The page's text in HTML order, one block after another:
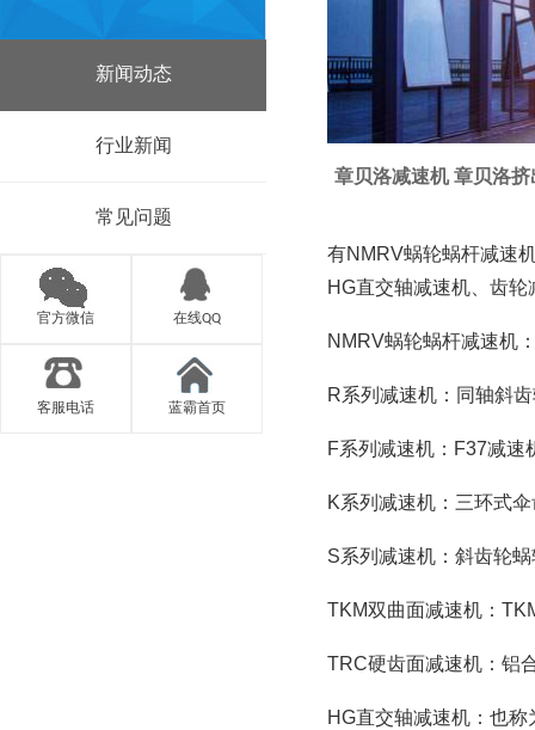
新闻动态
行业新闻
常见问题
官方微信 在线QQ
客服电话 蓝霸首页
章贝洛减速机 章贝洛
有NMRV蜗轮蜗杆减速
HG直交轴减速机、齿
NMRV蜗轮蜗杆减速机
R系列减速机：同轴斜
F系列减速机：F37减速
K系列减速机：三环式
S系列减速机：斜齿轮
TKM双曲面减速机：
TRC硬齿面减速机：铝
HG直交轴减速机：也